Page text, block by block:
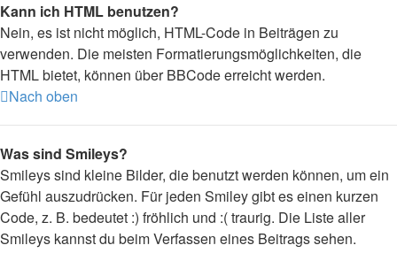
Kann ich HTML benutzen?
Nein, es ist nicht möglich, HTML-Code in Beiträgen zu
verwenden. Die meisten Formatierungsmöglichkeiten, die
HTML bietet, können über BBCode erreicht werden.
Nach oben
Was sind Smileys?
Smileys sind kleine Bilder, die benutzt werden können, um ein
Gefühl auszudrücken. Für jeden Smiley gibt es einen kurzen
Code, z. B. bedeutet :) fröhlich und :( traurig. Die Liste aller
Smileys kannst du beim Verfassen eines Beitrags sehen.